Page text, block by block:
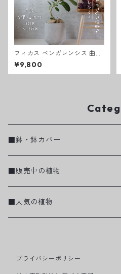
フィカス ベンガレンシス 曲が
り S字 仕立て ゴムの木 お祝い
ギフト 開店祝い ラッピング 無
料 ベンガレンシス 観葉植物 プ
¥9,800
■鉢・鉢カバー
■販売中の植物
■人気の植物
プライバシーポリシー